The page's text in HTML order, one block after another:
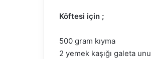
Köftesi için ;
500 gram kıyma
2 yemek kaşığı galeta unu